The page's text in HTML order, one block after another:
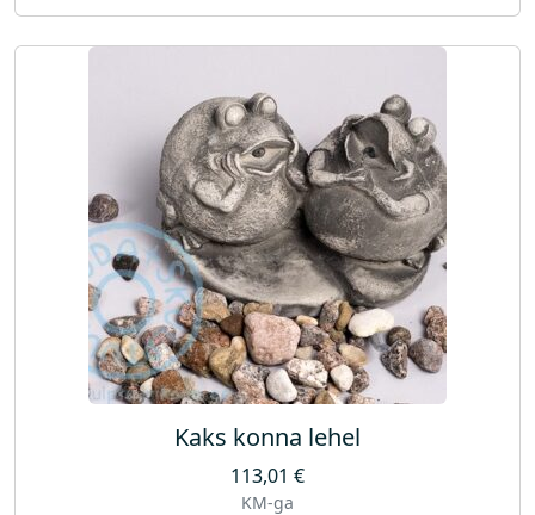
Kaks konna lehel
113,01 €
KM-ga